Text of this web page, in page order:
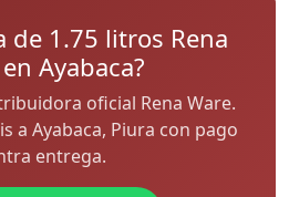
de 1.75 litros Rena
Ayabaca?
oficial Rena Ware.
a Ayabaca, Piura con pago
entrega.